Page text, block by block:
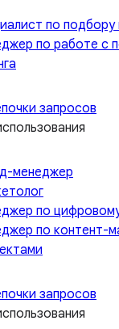
по подбору
по работе с
запросов
менеджер
по
по контент-
запросов